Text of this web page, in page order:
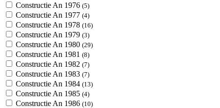
Constructie An 1976 (5)
Constructie An 1977 (4)
Constructie An 1978 (16)
Constructie An 1979 (3)
Constructie An 1980 (29)
Constructie An 1981 (8)
Constructie An 1982 (7)
Constructie An 1983 (7)
Constructie An 1984 (13)
Constructie An 1985 (4)
Constructie An 1986 (10)